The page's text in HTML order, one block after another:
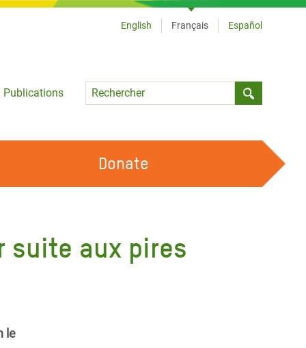
Publications
Language
English Français Español
DEVENIR BÉNÉVOLE
Donate
suite aux pires
le